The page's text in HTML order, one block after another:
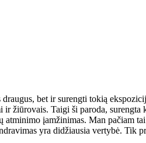
bet ir surengti tokią
žiūrovais. Taigi ši paroda,
įamžinimas. Man pačiam
yra didžiausia vertybė. Tik